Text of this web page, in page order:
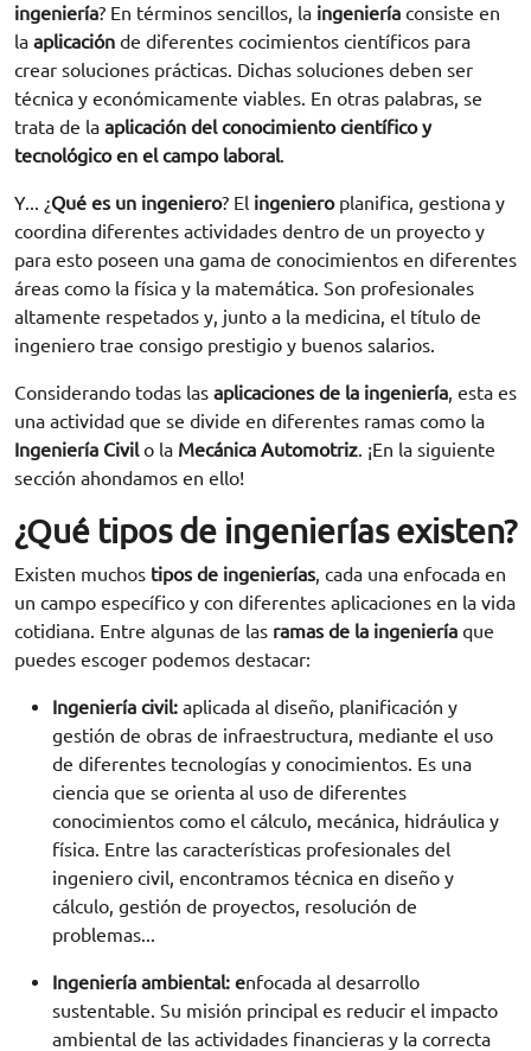
ingeniería? En términos sencillos, la ingeniería consiste en
la aplicación de diferentes cocimientos científicos para
crear soluciones prácticas. Dichas soluciones deben ser
técnica y económicamente viables. En otras palabras, se
trata de la aplicación del conocimiento científico y
tecnológico en el campo laboral.
Y... ¿Qué es un ingeniero? El ingeniero planifica, gestiona y
coordina diferentes actividades dentro de un proyecto y
para esto poseen una gama de conocimientos en diferentes
áreas como la física y la matemática. Son profesionales
altamente respetados y, junto a la medicina, el título de
ingeniero trae consigo prestigio y buenos salarios.
Considerando todas las aplicaciones de la ingeniería, esta es
una actividad que se divide en diferentes ramas como la
Ingeniería Civilo la Mecánica Automotriz. ¡En la siguiente
sección ahondamos en ello!
¿Qué tipos de ingenierías existen?
Existen muchos tipos de ingenierías, cada una enfocada en
un campo específico y con diferentes aplicaciones en la vida
cotidiana. Entre algunas de las ramas de la ingeniería que
puedes escoger podemos destacar:
Ingeniería civil: aplicada al diseño, planificación y
gestión de obras de infraestructura, mediante el uso
de diferentes tecnologías y conocimientos. Es una
ciencia que se orienta al uso de diferentes
conocimientos como el cálculo, mecánica, hidráulica y
física. Entre las características profesionales del
ingeniero civil, encontramos técnica en diseño y
cálculo, gestión de proyectos, resolución de
problemas...
Ingeniería ambiental: enfocada al desarrollo
sustentable. Su misión principal es reducir el impacto
ambiental de las actividades financieras y la correcta